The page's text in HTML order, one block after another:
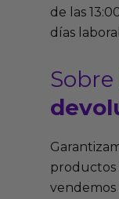
de las
días
Sobre
productos